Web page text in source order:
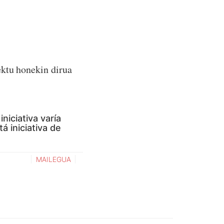
honekin dirua
varía
iniciativa de
MAILEGUA